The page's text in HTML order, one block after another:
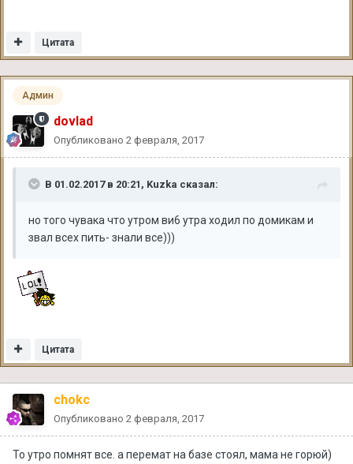
Цитата
Админ
dovlad
Опубликовано 2 февраля, 2017
В 01.02.2017 в 20:21, Kuzka сказал:
но того чувака что утром ви6 утра ходил по домикам и
звал всех пить- знали все)))
Цитата
chokc
Опубликовано 2 февраля, 2017
То утро помнят все. а перемат на базе стоял, мама не горюй)